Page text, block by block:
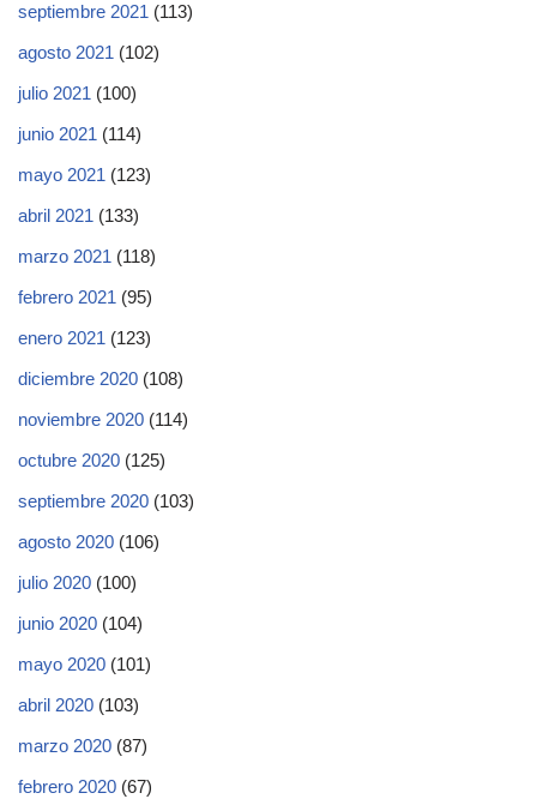
septiembre 2021 (113)
agosto 2021 (102)
julio 2021 (100)
junio 2021 (114)
mayo 2021 (123)
abril 2021 (133)
marzo 2021 (118)
febrero 2021 (95)
enero 2021 (123)
diciembre 2020 (108)
noviembre 2020 (114)
octubre 2020 (125)
septiembre 2020 (103)
agosto 2020 (106)
julio 2020 (100)
junio 2020 (104)
mayo 2020 (101)
abril 2020 (103)
marzo 2020 (87)
febrero 2020 (67)